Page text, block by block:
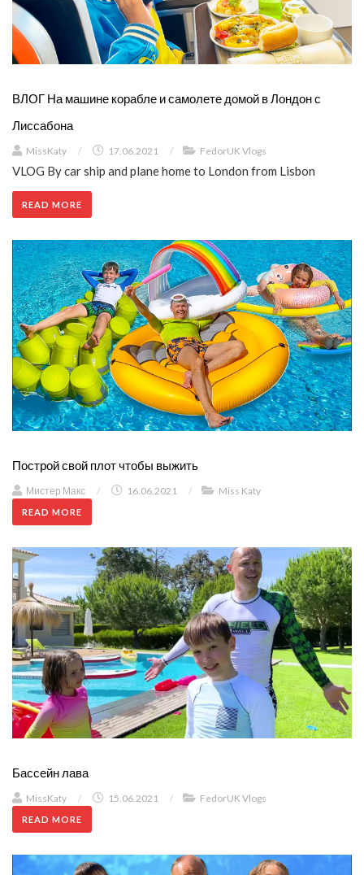
ВЛОГ На машине корабле и самолете домой в Лондон с
Лиссабона
MissKaty / 17.06.2021 / FedorUK Vlogs
VLOG By car ship and plane home to London from Lisbon
READ MORE
Построй свой плот чтобы выжить
Мистер Макс / 16.06.2021 / Miss Katy
READ MORE
Бассейн лава
MissKaty / 15.06.2021 / FedorUK Vlogs
READ MORE